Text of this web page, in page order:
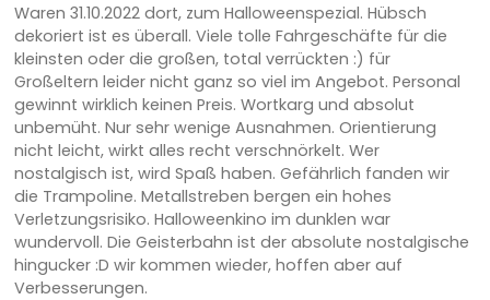
Waren 31.10.2022 dort, zum Halloweenspezial. Hübsch
dekoriert ist es überall. Viele tolle Fahrgeschäfte für die
kleinsten oder die großen, total verrückten :) für
Großeltern leider nicht ganz so viel im Angebot. Personal
gewinnt wirklich keinen Preis. Wortkarg und absolut
unbemüht. Nur sehr wenige Ausnahmen. Orientierung
nicht leicht, wirkt alles recht verschnörkelt. Wer
nostalgisch ist, wird Spaß haben. Gefährlich fanden wir
die Trampoline. Metallstreben bergen ein hohes
Verletzungsrisiko. Halloweenkino im dunklen war
wundervoll. Die Geisterbahn ist der absolute nostalgische
hingucker :D wir kommen wieder, hoffen aber auf
Verbesserungen.